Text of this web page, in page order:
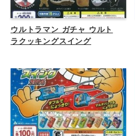
ウルトラマン ガチャ ウルト
ラクッキングスイング